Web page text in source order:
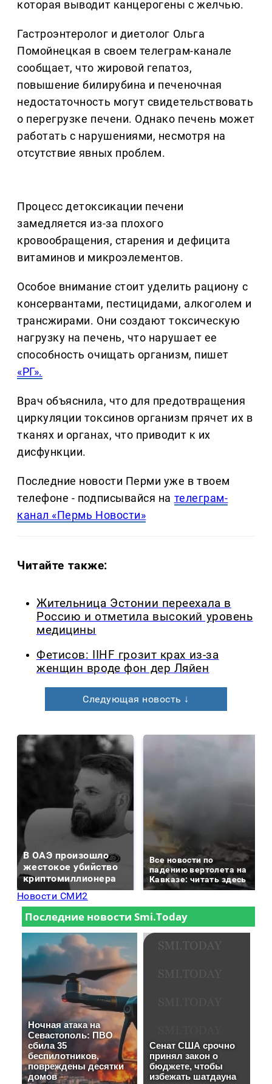
которая выводит канцерогены с желчью.
Гастроэнтеролог и диетолог Ольга
Помойнецкая в своем телеграм-канале
сообщает, что жировой гепатоз,
повышение билирубина и печеночная
недостаточность могут свидетельствовать
о перегрузке печени. Однако печень может
работать с нарушениями, несмотря на
отсутствие явных проблем.
Процесс детоксикации печени
замедляется из-за плохого
кровообращения, старения и дефицита
витаминов и микроэлементов.
Особое внимание стоит уделить рациону с
консервантами, пестицидами, алкоголем и
трансжирами. Они создают токсическую
нагрузку на печень, что нарушает ее
способность очищать организм, пишет
«РГ».
Врач объяснила, что для предотвращения
циркуляции токсинов организм прячет их в
тканях и органах, что приводит к их
дисфункции.
Последние новости Перми уже в твоем
телефоне - подписывайся на телеграм-
канал «Пермь Новости»
Читайте также:
Жительница Эстонии переехала в
Россию и отметила высокий уровень
медицины
Фетисов: IIHF грозит крах из-за
женщин вроде фон дер Ляйен
Следующая новость ↓
В ОАЭ произошло
жестокое убийство
криптомиллионера
Все новости по
падению вертолета на
Кавказе: читать здесь
Новости СМИ2